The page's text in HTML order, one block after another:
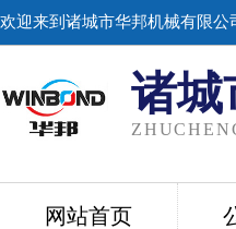
欢迎来到诸城市华邦机械有限公
诸城
网站首页